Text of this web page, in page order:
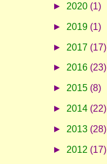
► 2020 (1)
► 2019 (1)
► 2017 (17)
► 2016 (23)
► 2015 (8)
► 2014 (22)
► 2013 (28)
► 2012 (17)